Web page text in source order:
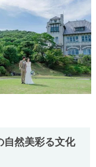
自然美彩る文化